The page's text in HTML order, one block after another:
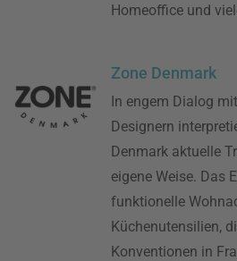
Homeoffice und
Zone Denmark
In engem Dialog
Designern
Denmark aktuelle
eigene Weise. Das
funktionelle
Küchenutensilien,
Konventionen in